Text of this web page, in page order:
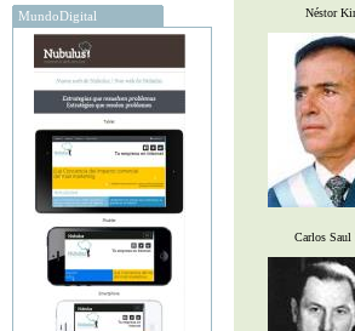
MundoDigital Néstor
Carlos Saul